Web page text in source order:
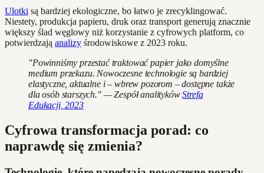
Ulotki są bardziej ekologiczne, bo łatwo je zrecyklingować.
Niestety, produkcja papieru, druk oraz transport generują znacznie
większy ślad węglowy niż korzystanie z cyfrowych platform, co
potwierdzają analizy środowiskowe z 2023 roku.
"Powinniśmy przestać traktować papier jako domyślne
medium przekazu. Nowoczesne technologie są bardziej
elastyczne, aktualne i – wbrew pozorom – dostępne także
dla osób starszych." — Zespół analitykówStrefa
Edukacji, 2023
Cyfrowa transformacja porad: co
naprawdę się zmienia?